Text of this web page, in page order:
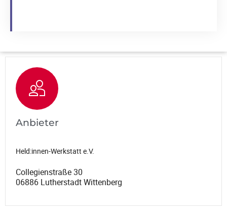
Anbieter
Held:innen-Werkstatt e.V.
Collegienstraße 30
06886 Lutherstadt Wittenberg